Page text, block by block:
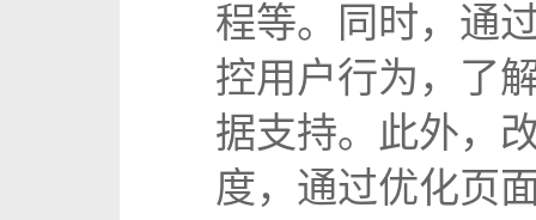
程等。同时，通
控用户行为，了
据支持。此外，
度，通过优化页